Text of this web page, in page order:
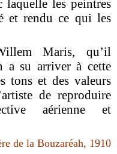
laquelle les peintres
et rendu ce qui les
Maris, qu’il
a su arriver à cette
tons et des valeurs
de reproduire
aérienne et
de la Bouzaréah, 1910